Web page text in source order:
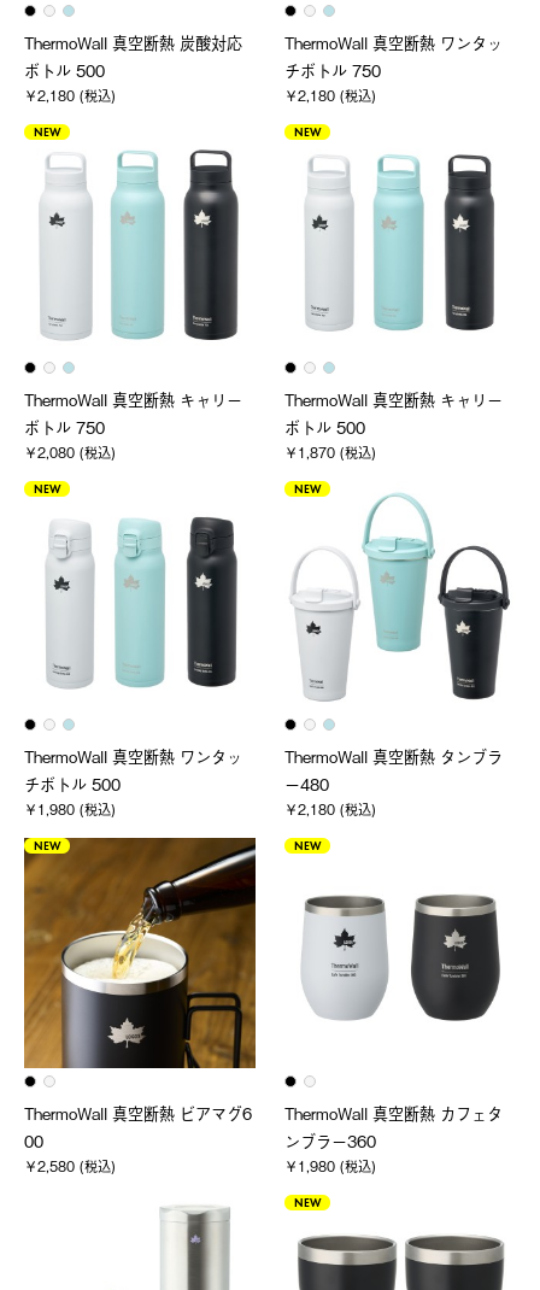
ThermoWall 真空断熱 炭酸対応
ボトル 500
￥2,180 (税込)
ThermoWall 真空断熱 ワンタッ
チボトル 750
￥2,180 (税込)
NEW
ThermoWall 真空断熱 キャリー
ボトル 750
￥2,080 (税込)
NEW
ThermoWall 真空断熱 キャリー
ボトル 500
￥1,870 (税込)
NEW
ThermoWall 真空断熱 ワンタッ
チボトル 500
￥1,980 (税込)
NEW
ThermoWall 真空断熱 タンブラ
ー480
￥2,180 (税込)
NEW
ThermoWall 真空断熱 ビアマグ6
00
￥2,580 (税込)
NEW
ThermoWall 真空断熱 カフェタ
ンブラー360
￥1,980 (税込)
NEW